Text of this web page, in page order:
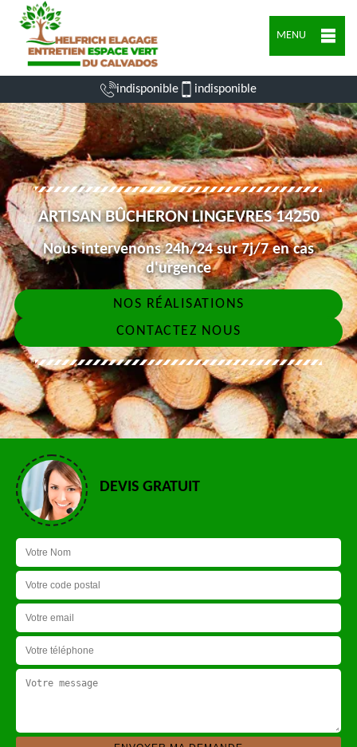
MENU
indisponible indisponible
ARTISAN BÛCHERON LINGEVRES 14250
Nous intervenons 24h/24 sur 7j/7 en cas
d'urgence
NOS RÉALISATIONS
CONTACTEZ NOUS
DEVIS GRATUIT